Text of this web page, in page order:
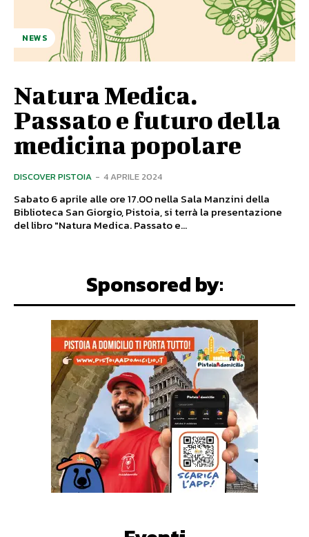
NEWS
Natura Medica.
Passato e futuro della
medicina popolare
DISCOVER PISTOIA - 4 APRILE 2024
Sabato 6 aprile alle ore 17.00 nella Sala Manzini della
Biblioteca San Giorgio, Pistoia, si terrà la presentazione
del libro "Natura Medica. Passato e...
Sponsored by: